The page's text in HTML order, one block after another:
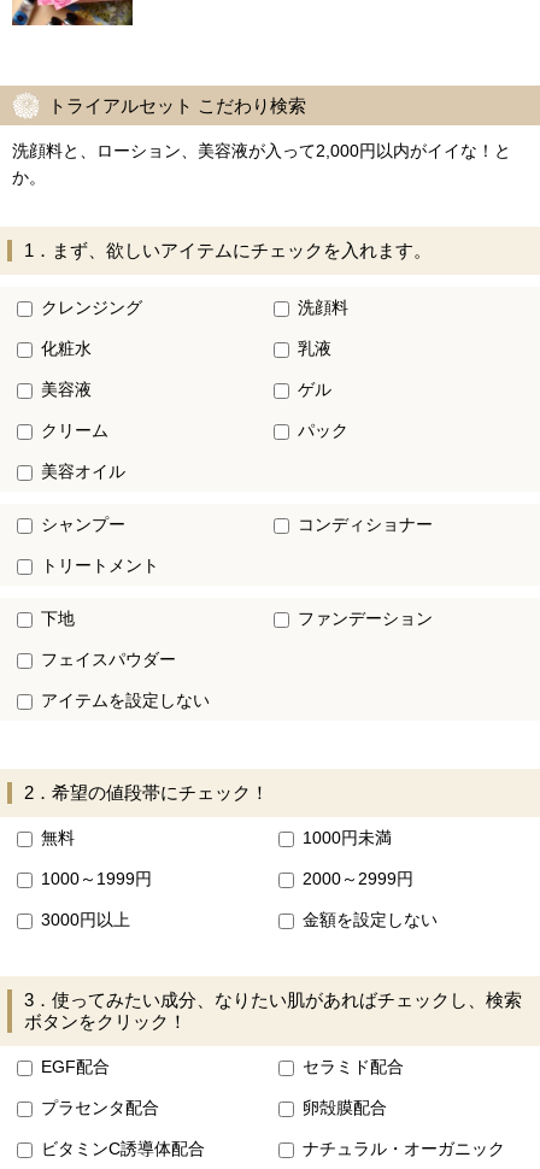
トライアルセット こだわり検索
洗顔料と、ローション、美容液が入って2,000円以内がイイな！と
か。
1．まず、欲しいアイテムにチェックを入れます。
クレンジング 洗顔料
化粧水 乳液
美容液 ゲル
クリーム パック
美容オイル
シャンプー コンディショナー
トリートメント
下地 ファンデーション
フェイスパウダー
アイテムを設定しない
2．希望の値段帯にチェック！
無料 1000円未満
1000～1999円 2000～2999円
3000円以上 金額を設定しない
3．使ってみたい成分、なりたい肌があればチェックし、検索
ボタンをクリック！
EGF配合 セラミド配合
プラセンタ配合 卵殻膜配合
ビタミンC誘導体配合 ナチュラル・オーガニック